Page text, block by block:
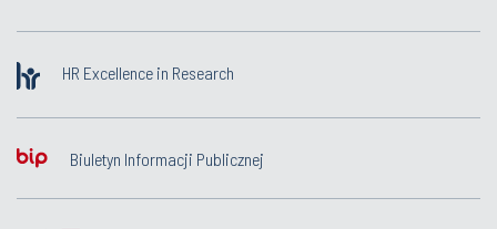
HR Excellence in Research
Biuletyn Informacji Publicznej